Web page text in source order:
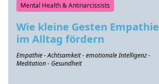
Mental Health & Antinarcissists
Wie kleine Gesten Empathie
im Alltag fördern
Empathie - Achtsamkeit - emotionale Intelligenz -
Meditation - Gesundheit